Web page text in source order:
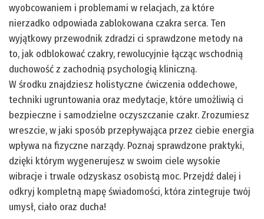
wyobcowaniem i problemami w relacjach, za które
nierzadko odpowiada zablokowana czakra serca. Ten
wyjątkowy przewodnik zdradzi ci sprawdzone metody na
to, jak odblokować czakry, rewolucyjnie łącząc wschodnią
duchowość z zachodnią psychologią kliniczną.
W środku znajdziesz holistyczne ćwiczenia oddechowe,
techniki ugruntowania oraz medytacje, które umożliwią ci
bezpieczne i samodzielne oczyszczanie czakr. Zrozumiesz
wreszcie, w jaki sposób przepływająca przez ciebie energia
wpływa na fizyczne narządy. Poznaj sprawdzone praktyki,
dzięki którym wygenerujesz w swoim ciele wysokie
wibracje i trwale odzyskasz osobistą moc. Przejdź dalej i
odkryj kompletną mapę świadomości, która zintegruje twój
umysł, ciało oraz ducha!